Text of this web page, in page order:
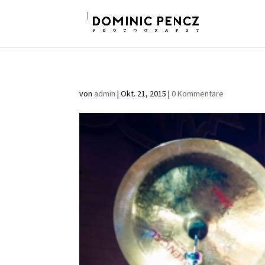
von admin |Okt. 21, 2015 |0 Kommentare